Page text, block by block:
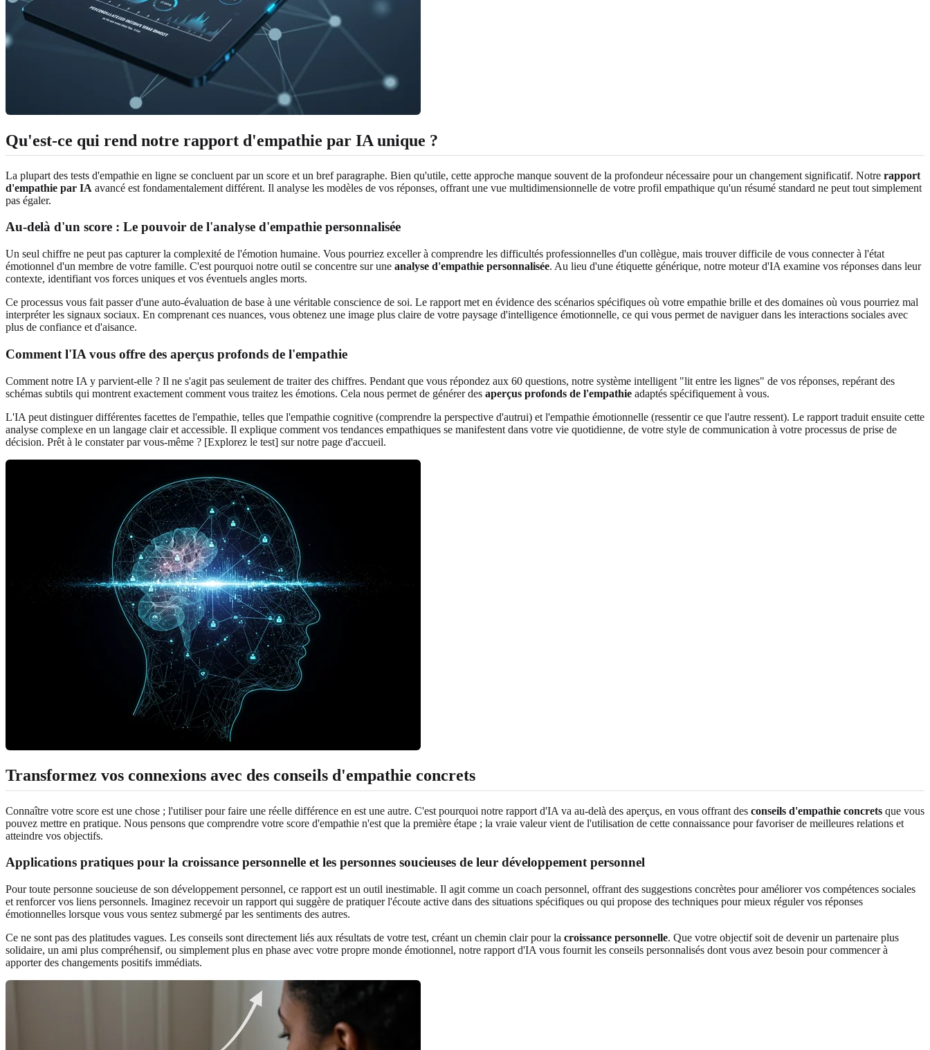
Qu'est-ce qui rend notre rapport d'empathie par IA unique ?
La plupart des tests d'empathie en ligne se concluent par un score et un bref paragraphe. Bien qu'utile, cette approche manque souvent de la profondeur nécessaire pour un changement significatif. Notre rapport
d'empathie par IA avancé est fondamentalement différent. Il analyse les modèles de vos réponses, offrant une vue multidimensionnelle de votre profil empathique qu'un résumé standard ne peut tout simplement
pas égaler.
Au-delà d'un score : Le pouvoir de l'analyse d'empathie personnalisée
Un seul chiffre ne peut pas capturer la complexité de l'émotion humaine. Vous pourriez exceller à comprendre les difficultés professionnelles d'un collègue, mais trouver difficile de vous connecter à l'état
émotionnel d'un membre de votre famille. C'est pourquoi notre outil se concentre sur une analyse d'empathie personnalisée. Au lieu d'une étiquette générique, notre moteur d'IA examine vos réponses dans leur
contexte, identifiant vos forces uniques et vos éventuels angles morts.
Ce processus vous fait passer d'une auto-évaluation de base à une véritable conscience de soi. Le rapport met en évidence des scénarios spécifiques où votre empathie brille et des domaines où vous pourriez mal
interpréter les signaux sociaux. En comprenant ces nuances, vous obtenez une image plus claire de votre paysage d'intelligence émotionnelle, ce qui vous permet de naviguer dans les interactions sociales avec
plus de confiance et d'aisance.
Comment l'IA vous offre des aperçus profonds de l'empathie
Comment notre IA y parvient-elle ? Il ne s'agit pas seulement de traiter des chiffres. Pendant que vous répondez aux 60 questions, notre système intelligent "lit entre les lignes" de vos réponses, repérant des
schémas subtils qui montrent exactement comment vous traitez les émotions. Cela nous permet de générer des aperçus profonds de l'empathie adaptés spécifiquement à vous.
L'IA peut distinguer différentes facettes de l'empathie, telles que l'empathie cognitive (comprendre la perspective d'autrui) et l'empathie émotionnelle (ressentir ce que l'autre ressent). Le rapport traduit ensuite cette
analyse complexe en un langage clair et accessible. Il explique comment vos tendances empathiques se manifestent dans votre vie quotidienne, de votre style de communication à votre processus de prise de
décision. Prêt à le constater par vous-même ? [Explorez le test] sur notre page d'accueil.
Transformez vos connexions avec des conseils d'empathie concrets
Connaître votre score est une chose ; l'utiliser pour faire une réelle différence en est une autre. C'est pourquoi notre rapport d'IA va au-delà des aperçus, en vous offrant des conseils d'empathie concrets que vous
pouvez mettre en pratique. Nous pensons que comprendre votre score d'empathie n'est que la première étape ; la vraie valeur vient de l'utilisation de cette connaissance pour favoriser de meilleures relations et
atteindre vos objectifs.
Applications pratiques pour la croissance personnelle et les personnes soucieuses de leur développement personnel
Pour toute personne soucieuse de son développement personnel, ce rapport est un outil inestimable. Il agit comme un coach personnel, offrant des suggestions concrètes pour améliorer vos compétences sociales
et renforcer vos liens personnels. Imaginez recevoir un rapport qui suggère de pratiquer l'écoute active dans des situations spécifiques ou qui propose des techniques pour mieux réguler vos réponses
émotionnelles lorsque vous vous sentez submergé par les sentiments des autres.
Ce ne sont pas des platitudes vagues. Les conseils sont directement liés aux résultats de votre test, créant un chemin clair pour la croissance personnelle. Que votre objectif soit de devenir un partenaire plus
solidaire, un ami plus compréhensif, ou simplement plus en phase avec votre propre monde émotionnel, notre rapport d'IA vous fournit les conseils personnalisés dont vous avez besoin pour commencer à
apporter des changements positifs immédiats.